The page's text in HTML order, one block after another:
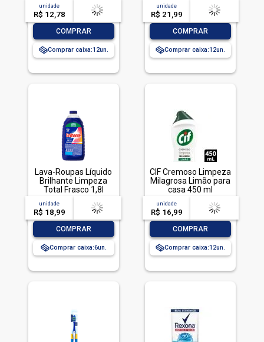
unidade
R$ 12,78
acima de
-- --,--un.
COMPRAR
Comprar caixa:12
unidade
R$ 21,99
acima de
-- --,--un.
COMPRAR
Comprar caixa:12
Lava-Roupas Líquido
Brilhante Limpeza
Total Frasco 1,8l
unidade
R$ 18,99
acima de
-- --,--un.
COMPRAR
Comprar caixa:6
CIF Cremoso Limpeza
Milagrosa Limão para
casa 450 ml
unidade
R$ 16,99
acima de
-- --,--un.
COMPRAR
Comprar caixa:12